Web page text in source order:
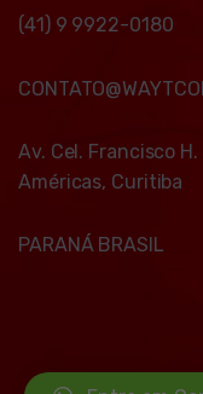
(41) 9 9922-0180
Av. Cel. Francisco
Américas, Curitiba
PARANÁ BRASIL